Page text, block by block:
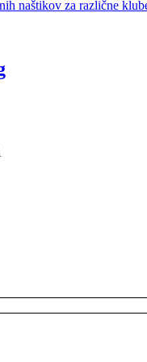
naštikov za različne